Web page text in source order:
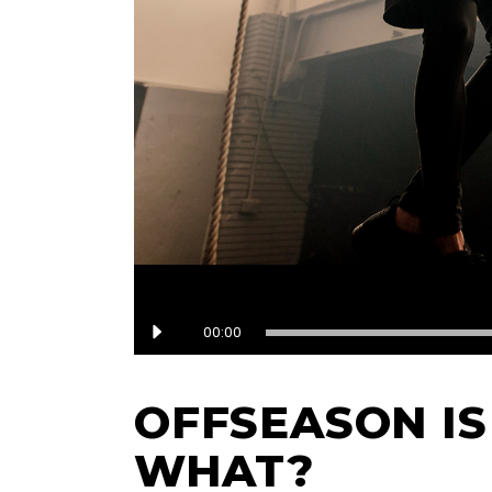
Audio
Player
00:00
OFFSEASON
WHAT?